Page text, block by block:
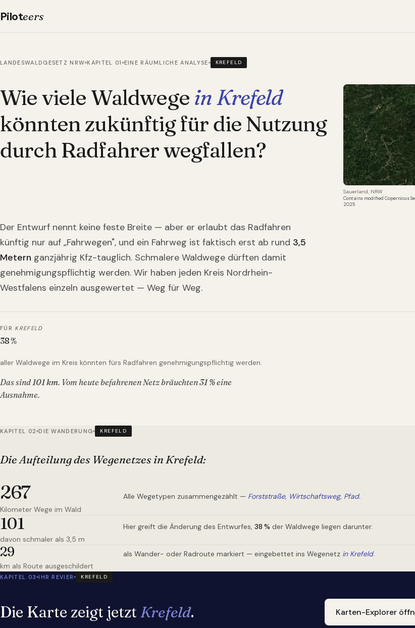
Piloteers
LANDESWALDGESETZ NRW KAPITEL 01 EINE RÄUMLICHE ANALYSE KREFELD
Wie viele Waldwege in Krefeld
könnten zukünftig für die Nutzung
durch Radfahrer wegfallen?
Sauerland, NRW
Contains modified Copernicus
2025
Der Entwurf nennt keine feste Breite — aber er erlaubt das Radfahren
künftig nur auf „Fahrwegen", und ein Fahrweg ist faktisch erst ab rund 3,5
Metern ganzjährig Kfz-tauglich. Schmalere Waldwege dürften damit
genehmigungspflichtig werden. Wir haben jeden Kreis Nordrhein-
Westfalens einzeln ausgewertet — Weg für Weg.
FÜR KREFELD
38 %
aller Waldwege im Kreis könnten fürs Radfahren genehmigungspflichtig werden.
Das sind101km. Vom heute befahrenen Netz bräuchten31 %eine
Ausnahme.
KAPITEL 02 DIE WANDERUNG KREFELD
Die Aufteilung des Wegenetzesin Krefeld:
267
Kilometer Wege im Wald
Alle Wegetypen zusammengezählt — Forststraße, Wirtschaftsweg, Pfad.
101
davon schmaler als 3,5 m
Hier greift die Änderung des Entwurfes, 38 % der Waldwege liegen darunter.
29
km als Route ausgeschildert
als Wander- oder Radroute markiert — eingebettet ins Wegenetz in Krefeld.
KAPITEL 03 IHR REVIER KREFELD
Die Karte zeigt jetzt Krefeld. Karten-Explorer